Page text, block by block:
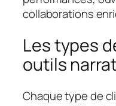
collaborations
Les types
outils
Chaque type de